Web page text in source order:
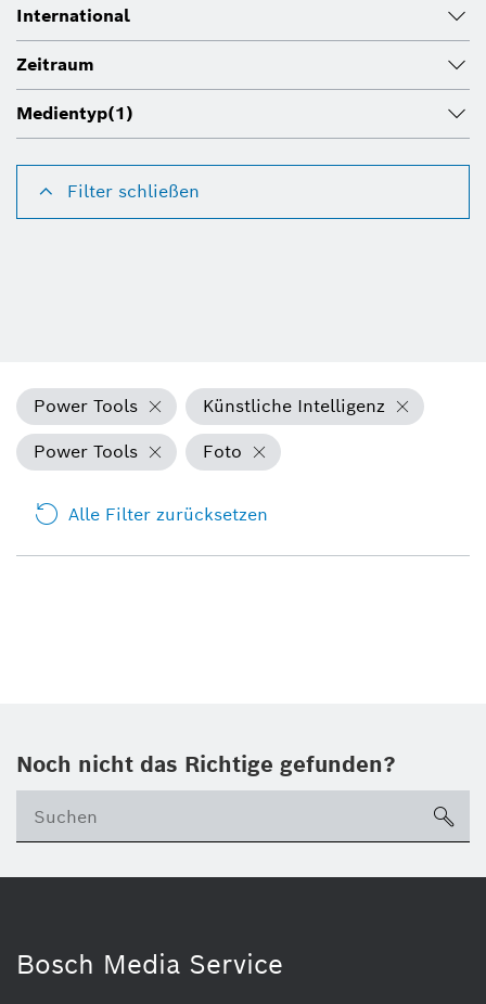
International
Zeitraum
Medientyp(1)
Filter schließen
Power Tools
Künstliche Intelligenz
Power Tools
Foto
Alle Filter zurücksetzen
Noch nicht das Richtige gefunden?
Bosch Media Service